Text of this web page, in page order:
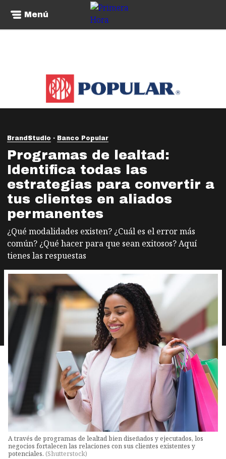
Menú
BrandStudio Banco Popular
Programas de lealtad:
Identifica todas las
estrategias para convertir a
tus clientes en aliados
permanentes
¿Qué modalidades existen? ¿Cuál es el error más
común? ¿Qué hacer para que sean exitosos? Aquí
tienes las respuestas
A través de programas de lealtad bien diseñados y ejecutados, los
negocios fortalecen las relaciones con sus clientes existentes y
potenciales. (Shutterstock)